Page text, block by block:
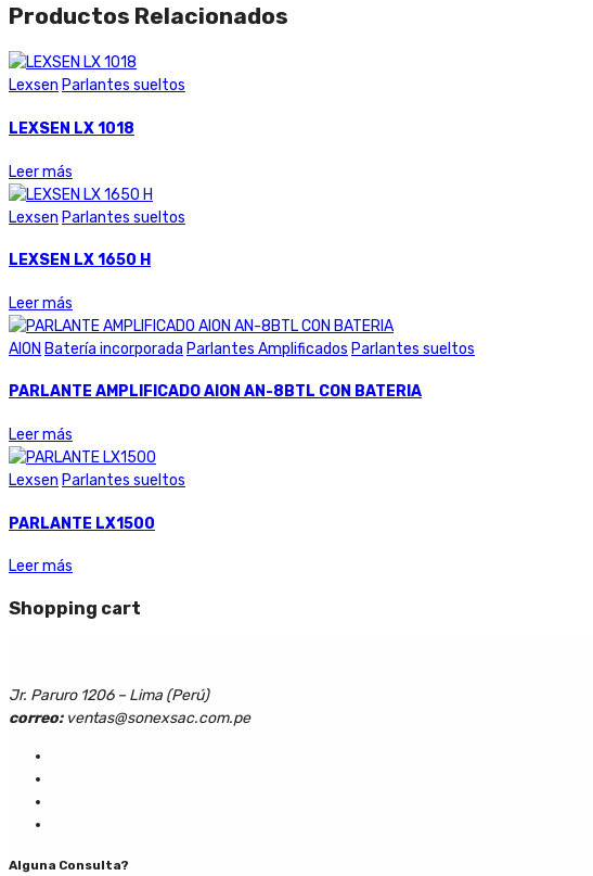
Productos Relacionados
Lexsen Parlantes sueltos
LEXSEN LX 1018
Leer más
Lexsen Parlantes sueltos
LEXSEN LX 1650 H
Leer más
AION Batería incorporada Parlantes Amplificados Parlantes sueltos
PARLANTE AMPLIFICADO AION AN-8BTL CON BATERIA
Leer más
Lexsen Parlantes sueltos
PARLANTE LX1500
Leer más
Shopping cart
Jr. Paruro 1206 – Lima (Perú)
correo:ventas@sonexsac.com.pe
Alguna Consulta?